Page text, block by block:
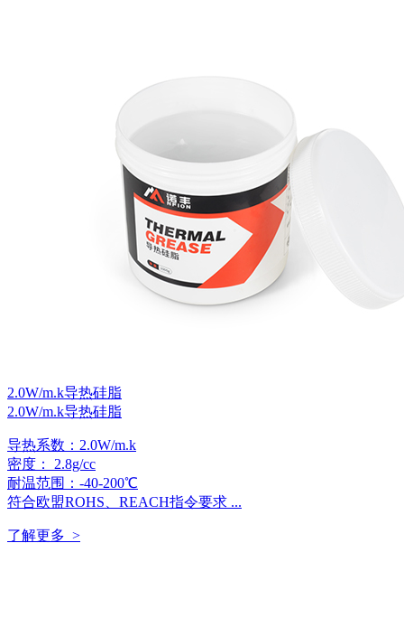
2.0W/m.k导热硅脂
2.0W/m.k导热硅脂
导热系数：2.0W/m.k
密度： 2.8g/cc
耐温范围：-40-200℃
符合欧盟ROHS、REACH指令要求 ...
了解更多 >